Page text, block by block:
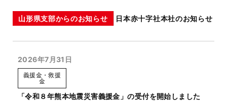
山形県支部からのお知らせ 日本赤十字社本社のお知らせ
2026年7月31日
義援金・救援
金
「令和８年熊本地震災害義援金」の受付を開始しました